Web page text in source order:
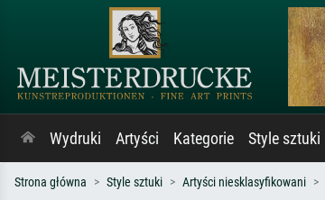
Wydruki Artyści Kategorie Style sztuki
Strona główna Style sztuki Artyści niesklasyfikowani